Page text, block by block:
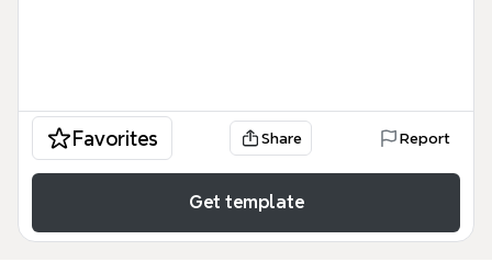
Favorites Share Report
Get template